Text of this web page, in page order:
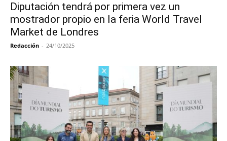
Diputación tendrá por primera vez un
mostrador propio en la feria World Travel
Market de Londres
Redacción - 24/10/2025